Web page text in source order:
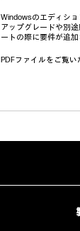
Windowsのエディシ
アップグレードや別
ートの際に要件が追
PDFファイルをご覧い